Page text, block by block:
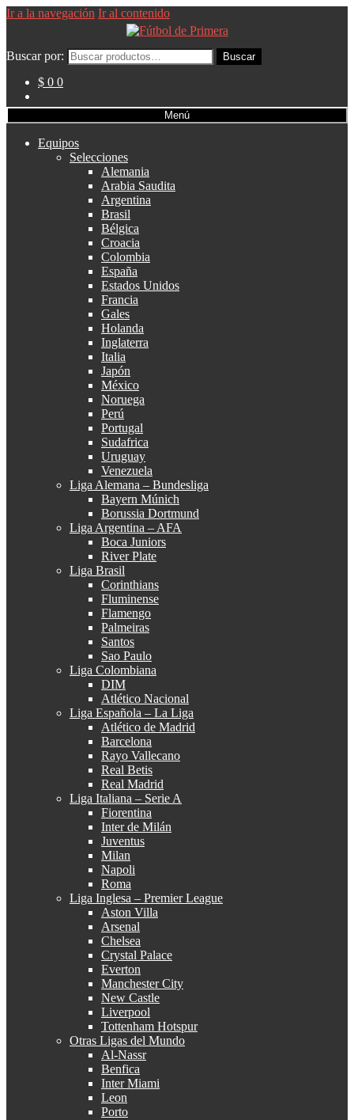
Ir a la navegación Ir al contenido
Buscar por: Buscar
$ 0 0
Menú
Equipos
Selecciones
Alemania
Arabia Saudita
Argentina
Brasil
Bélgica
Croacia
Colombia
España
Estados Unidos
Francia
Gales
Holanda
Inglaterra
Italia
Japón
México
Noruega
Perú
Portugal
Sudafrica
Uruguay
Venezuela
Liga Alemana – Bundesliga
Bayern Múnich
Borussia Dortmund
Liga Argentina – AFA
Boca Juniors
River Plate
Liga Brasil
Corinthians
Fluminense
Flamengo
Palmeiras
Santos
Sao Paulo
Liga Colombiana
DIM
Atlético Nacional
Liga Española – La Liga
Atlético de Madrid
Barcelona
Rayo Vallecano
Real Betis
Real Madrid
Liga Italiana – Serie A
Fiorentina
Inter de Milán
Juventus
Milan
Napoli
Roma
Liga Inglesa – Premier League
Aston Villa
Arsenal
Chelsea
Crystal Palace
Everton
Manchester City
New Castle
Liverpool
Tottenham Hotspur
Otras Ligas del Mundo
Al-Nassr
Benfica
Inter Miami
Leon
Porto